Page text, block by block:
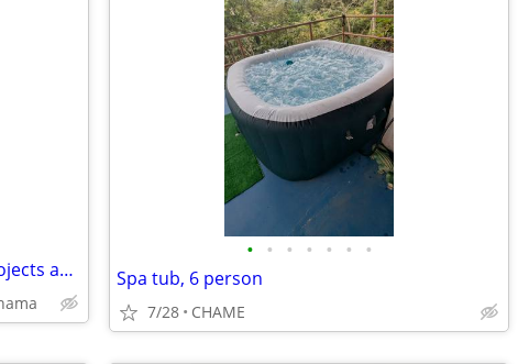
Investment Opportunity in Green Projects and Technological Innovation.
• • • • • • •
Spa tub, 6 person
7/28 CHAME